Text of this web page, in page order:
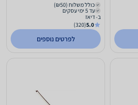
כולל משלוח (₪50)
עד 5 ימי עסקים
ב- דיאז
5.0
(320)
לפרטים נוספים